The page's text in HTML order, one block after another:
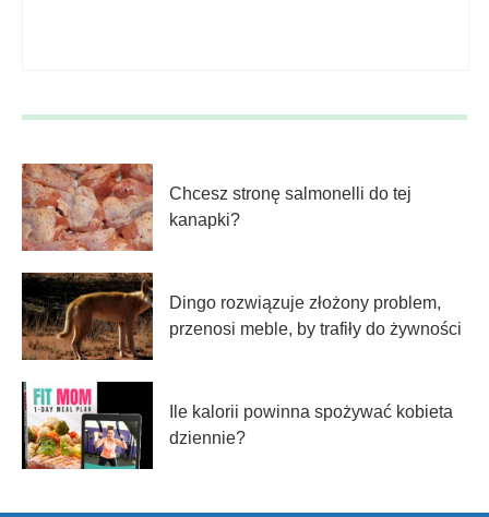
Chcesz stronę salmonelli do tej
kanapki?
Dingo rozwiązuje złożony problem,
przenosi meble, by trafiły do ​​żywności
Ile kalorii powinna spożywać kobieta
dziennie?